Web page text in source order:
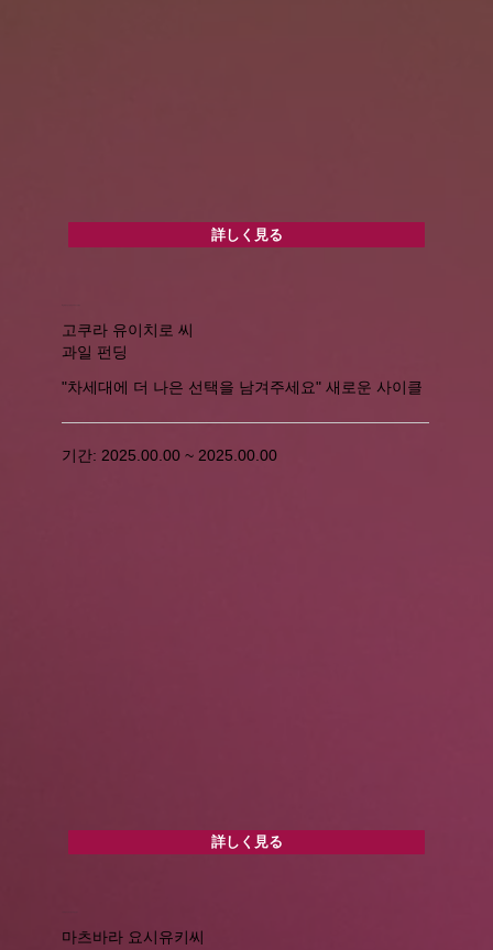
詳しく見る
고쿠라 유이치로 씨
과일 펀딩
"차세대에 더 나은 선택을 남겨주세요" 새로운 사이클
기간: 2025.00.00 ~ 2025.00.00
詳しく見る
마츠바라 요시유키씨